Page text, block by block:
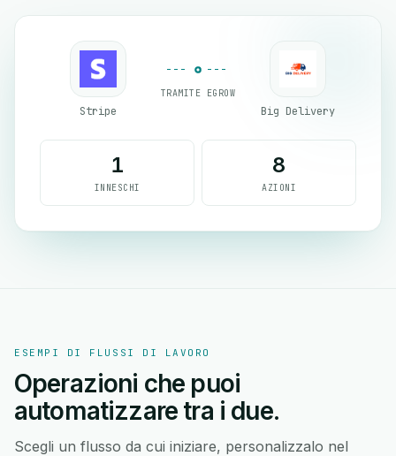
Stripe
TRAMITE EGROW
Big Delivery
1
INNESCHI
8
AZIONI
ESEMPI DI FLUSSI DI LAVORO
Operazioni che puoi
automatizzare tra i due.
Scegli un flusso da cui iniziare, personalizzalo nel